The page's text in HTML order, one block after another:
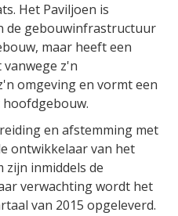
Het Paviljoen is
de gebouwinfrastructuur
maar heeft een
z'n
omgeving en vormt een
en afstemming met
ontwikkelaar van het
inmiddels de
verwachting wordt het
van 2015 opgeleverd.